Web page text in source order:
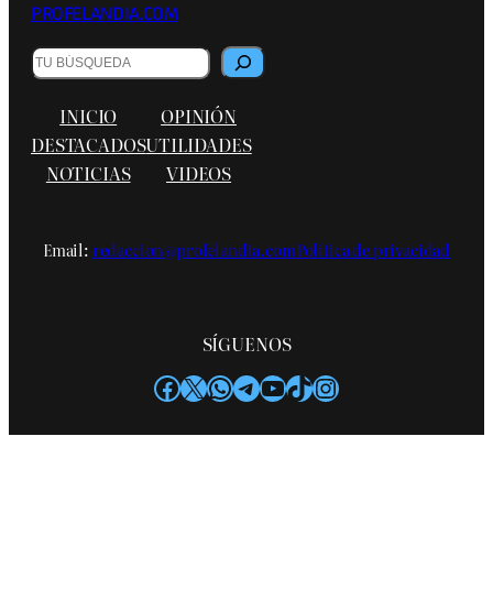
PROFELANDIA.COM
Buscar
INICIO
DESTACADOS
NOTICIAS
OPINIÓN
UTILIDADES
VIDEOS
Email:redaccion@profelandia.comPolítica de privacidad
SÍGUENOS
Facebook
X WhatsApp
Telegram
YouTube
TikTok
Instagram